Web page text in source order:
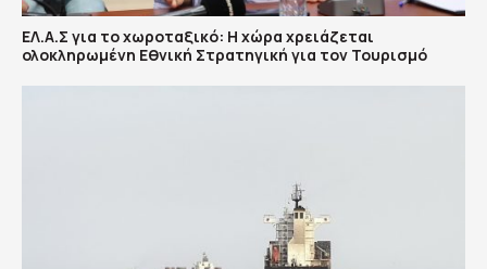
ΕΛ.Α.Σ για το χωροταξικό: Η χώρα χρειάζεται
ολοκληρωμένη Εθνική Στρατηγική για τον Τουρισμό